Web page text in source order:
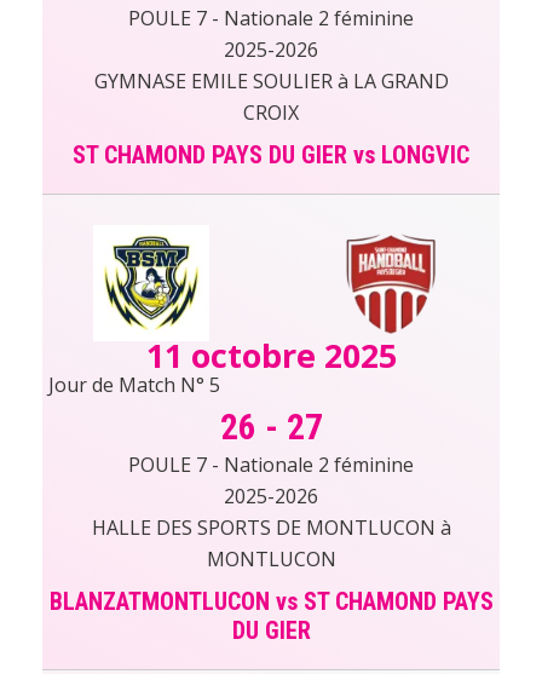
POULE 7 - Nationale 2 féminine
2025-2026
GYMNASE EMILE SOULIER à LA GRAND
CROIX
ST CHAMOND PAYS DU GIER vs LONGVIC
11 octobre 2025
Jour de Match N° 5
26 - 27
POULE 7 - Nationale 2 féminine
2025-2026
HALLE DES SPORTS DE MONTLUCON à
MONTLUCON
BLANZATMONTLUCON vs ST CHAMOND PAYS
DU GIER